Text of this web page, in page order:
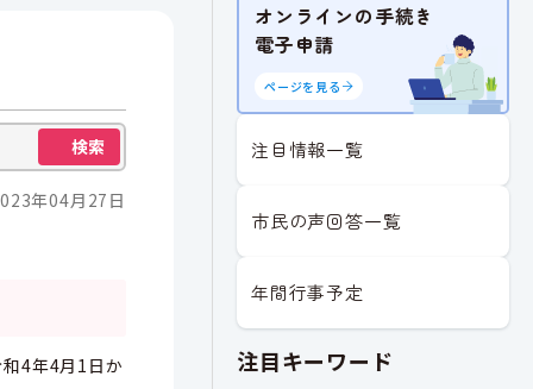
検索
年04月27日
4年4月1日か
オンラインの手続き
電子申請
ページを見る
注目情報一覧
市民の声回答一覧
年間行事予定
注目キーワード